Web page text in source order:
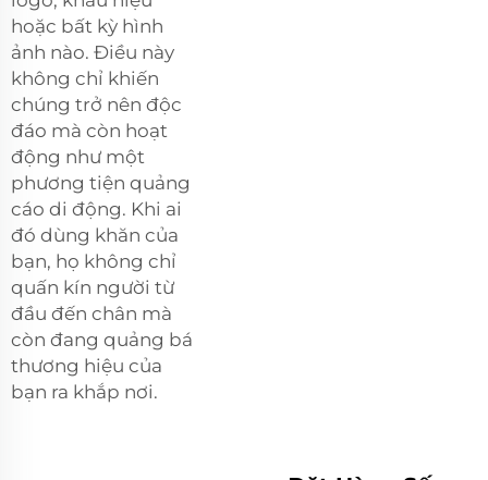
hoặc bất kỳ hình
ảnh nào. Điều này
không chỉ khiến
chúng trở nên độc
đáo mà còn hoạt
động như một
phương tiện quảng
cáo di động. Khi ai
đó dùng khăn của
bạn, họ không chỉ
quấn kín người từ
đầu đến chân mà
còn đang quảng bá
thương hiệu của
bạn ra khắp nơi.